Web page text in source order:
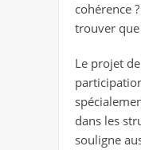
cohérence
trouver
Le projet
dans les
souligne